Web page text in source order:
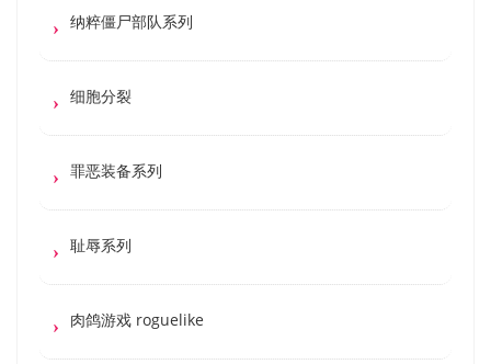
纳粹僵尸部队系列
细胞分裂
罪恶装备系列
耻辱系列
肉鸽游戏 roguelike